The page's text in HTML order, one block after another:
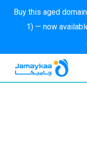
Buy this aged
1) — now